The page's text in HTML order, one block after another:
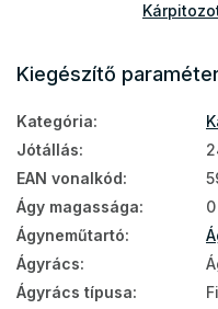
Kiegészítő
Kategória:
Jótállás:
EAN vonalkód:
Ágy magassága:
Ágyneműtartó:
Ágyrács:
Ágyrács típusa: